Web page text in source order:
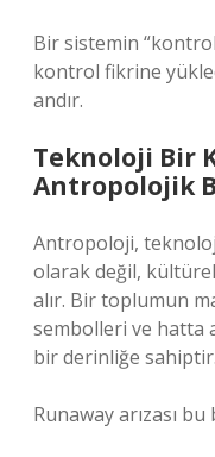
Bir sistemin
kontrol fikrine
andır.
Teknoloji Bir
Antropolojik
Antropoloji,
olarak değil,
alır. Bir toplumun
sembolleri ve hatta
bir derinliğe sahiptir.
Runaway arızası bu